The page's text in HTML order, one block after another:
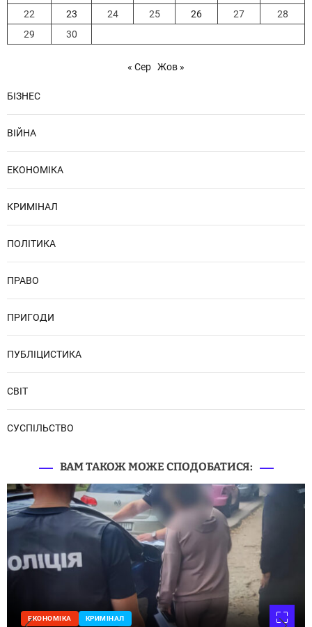
22
23 24 25 26 27
28
29
30
« Сер Жов »
БІЗНЕС
ВІЙНА
ЕКОНОМІКА
КРИМІНАЛ
ПОЛІТИКА
ПРАВО
ПРИГОДИ
ПУБЛІЦИСТИКА
СВІТ
СУСПІЛЬСТВО
ВАМ ТАКОЖ МОЖЕ СПОДОБАТИСЯ:
ЕКОНОМІКА КРИМІНАЛ